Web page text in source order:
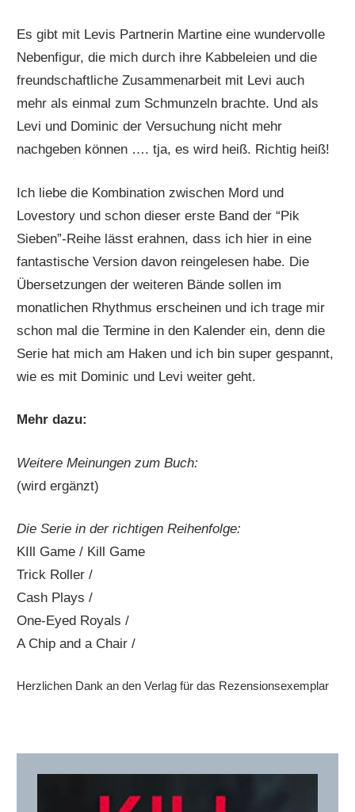
Es gibt mit Levis Partnerin Martine eine wundervolle
Nebenfigur, die mich durch ihre Kabbeleien und die
freundschaftliche Zusammenarbeit mit Levi auch
mehr als einmal zum Schmunzeln brachte. Und als
Levi und Dominic der Versuchung nicht mehr
nachgeben können …. tja, es wird heiß. Richtig heiß!
Ich liebe die Kombination zwischen Mord und
Lovestory und schon dieser erste Band der “Pik
Sieben”-Reihe lässt erahnen, dass ich hier in eine
fantastische Version davon reingelesen habe. Die
Übersetzungen der weiteren Bände sollen im
monatlichen Rhythmus erscheinen und ich trage mir
schon mal die Termine in den Kalender ein, denn die
Serie hat mich am Haken und ich bin super gespannt,
wie es mit Dominic und Levi weiter geht.
Mehr dazu:
Weitere Meinungen zum Buch:
(wird ergänzt)
Die Serie in der richtigen Reihenfolge:
KIll Game / Kill Game
Trick Roller /
Cash Plays /
One-Eyed Royals /
A Chip and a Chair /
Herzlichen Dank an den Verlag für das Rezensionsexemplar